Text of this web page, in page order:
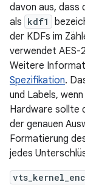
davon aus, dass
als kdf1
der KDFs im
verwendet AES-
Weitere
Spezifikation.
und Labels,
Hardware sollte
der genauen
Formatierung
jedes